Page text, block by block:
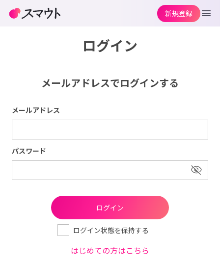
ログイン
メールアドレスでログインする
メールアドレス
パスワード
ログイン状態を保持する
はじめての方はこちら
新規登録